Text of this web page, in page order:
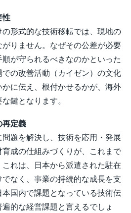
性
形式的な技術移転では、現地の
りません。なぜその公差が必要
が守られるべきなのかといった
の改善活動（カイゼン）の文化
に伝え、根付かせるかが、海外
鍵となります。
再定義
題を解決し、技術を応用・発展
成の仕組みづくりが、これまで
れは、日本から派遣された駐在
なく、事業の持続的な成長を支
国内で課題となっている技術伝
的な経営課題と言えるでしょ